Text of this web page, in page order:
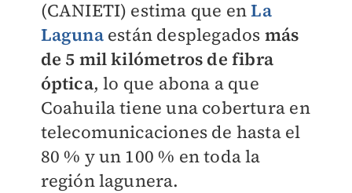
(CANIETI) estima que enLa
Laguna están desplegados más
de 5 mil kilómetros de fibra
óptica, lo que abona a que
Coahuila tiene una cobertura en
telecomunicaciones de hasta el
80 % y un 100 % en toda la
región lagunera.